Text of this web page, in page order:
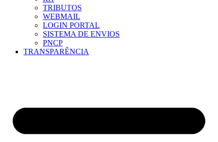
TRIBUTOS
WEBMAIL
LOGIN PORTAL
SISTEMA DE ENVIOS
PNCP
TRANSPARÊNCIA